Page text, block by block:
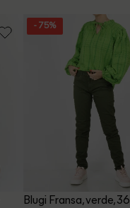
- 75%
Blugi Fransa, verde, 36